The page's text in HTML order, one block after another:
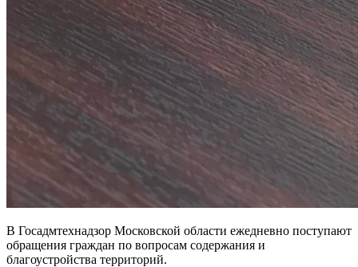
В Госадмтехнадзор Московской области ежедневно поступают
обращения граждан по вопросам содержания и
благоустройства территорий.